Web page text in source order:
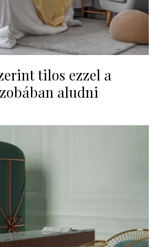
tilos ezzel a
aludni